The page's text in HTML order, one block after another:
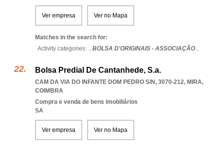
Ver empresa Ver no Mapa
Matches in the search for:
Activity categories: ...BOLSA D'ORIGINAIS - ASSOCIAÇÃO...
Bolsa Predial De Cantanhede, S.a.
CAM DA VIA DO INFANTE DOM PEDRO S/N, 3070-212, MIRA,
COIMBRA
Compra e venda de bens imobiliários
SA
Ver empresa Ver no Mapa